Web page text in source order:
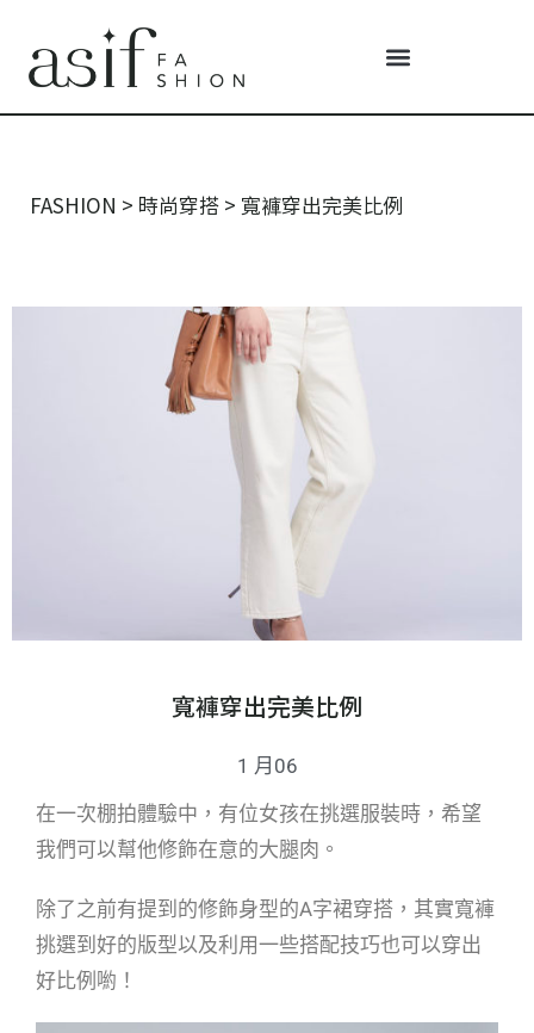
FASHION > 時尚穿搭 > 寬褲穿出完美比例
寬褲穿出完美比例
1 月06
在一次棚拍體驗中，有位女孩在挑選服裝時，希望
我們可以幫他修飾在意的大腿肉。
除了之前有提到的修飾身型的A字裙穿搭，其實寬褲
挑選到好的版型以及利用一些搭配技巧也可以穿出
好比例喲！